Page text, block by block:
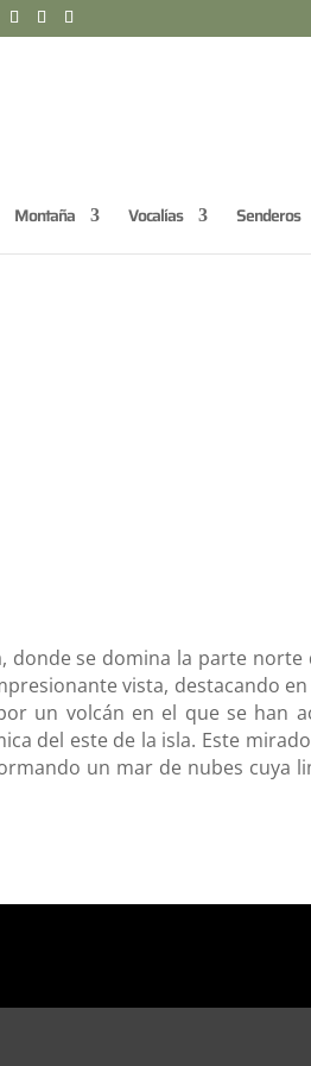
Montaña Vocalías Senderos
se domina la parte norte
vista, destacando
un volcán en el que se han
del este de la isla. Este
un mar de nubes cuya